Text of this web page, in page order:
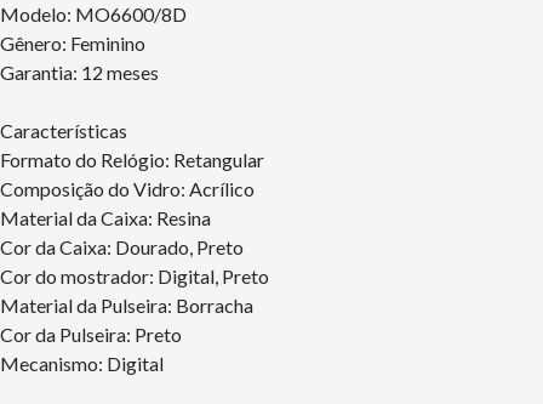
Modelo: MO6600/8D
Gênero: Feminino
Garantia: 12 meses
Características
Formato do Relógio: Retangular
Composição do Vidro: Acrílico
Material da Caixa: Resina
Cor da Caixa: Dourado, Preto
Cor do mostrador: Digital, Preto
Material da Pulseira: Borracha
Cor da Pulseira: Preto
Mecanismo: Digital